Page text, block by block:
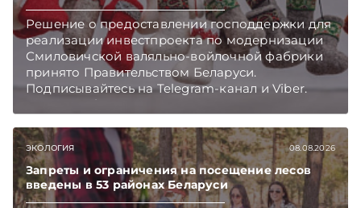
Решение о предоставлении господдержки для
реализации инвестпроекта по модернизации
Смиловичской валяльно-войлочной фабрики
принято Правительством Беларуси.
Подписывайтесь на Telegram‑канал и Viber.
Главное об экономике Беларуси — раньше,
ЭКОЛОГИЯ 08.08.2026
Запреты и ограничения на посещение лесов
введены в 53 районах Беларуси